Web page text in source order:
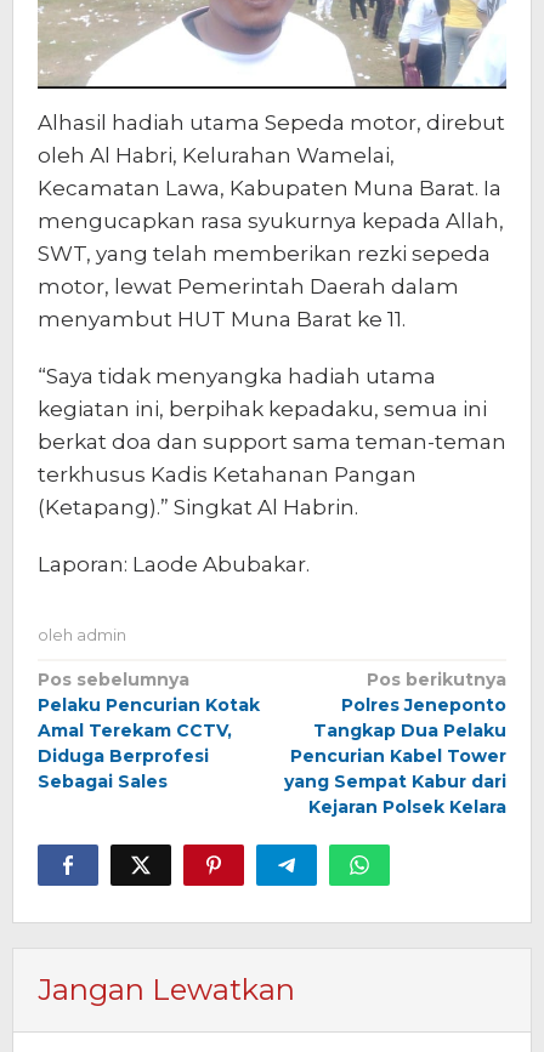
Alhasil hadiah utama Sepeda motor, direbut
oleh Al Habri, Kelurahan Wamelai,
Kecamatan Lawa, Kabupaten Muna Barat. Ia
mengucapkan rasa syukurnya kepada Allah,
SWT, yang telah memberikan rezki sepeda
motor, lewat Pemerintah Daerah dalam
menyambut HUT Muna Barat ke 11.
“Saya tidak menyangka hadiah utama
kegiatan ini, berpihak kepadaku, semua ini
berkat doa dan support sama teman-teman
terkhusus Kadis Ketahanan Pangan
(Ketapang).” Singkat Al Habrin.
Laporan: Laode Abubakar.
oleh admin
Navigasi
pos
Pos sebelumnya
Pelaku Pencurian Kotak
Amal Terekam CCTV,
Diduga Berprofesi
Sebagai Sales
Pos berikutnya
Polres Jeneponto
Tangkap Dua Pelaku
Pencurian Kabel Tower
yang Sempat Kabur dari
Kejaran Polsek Kelara
Jangan Lewatkan